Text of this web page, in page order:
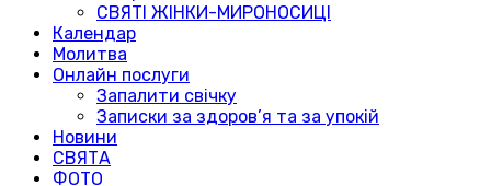
СВЯТІ ЖІНКИ-МИРОНОСИЦІ
Календар
Молитва
Онлайн послуги
Запалити свічку
Записки за здоров’я та за упокій
Новини
СВЯТА
ФОТО